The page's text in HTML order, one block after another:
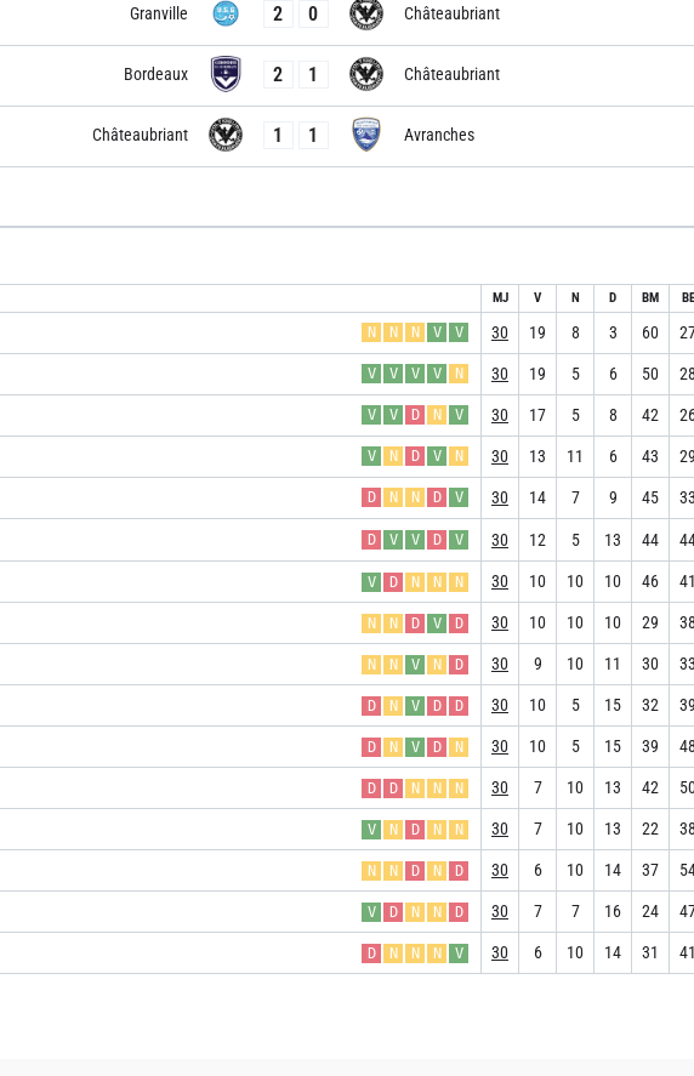
Granville 2 0 Châteaubriant
Bordeaux 2 1 Châteaubriant
Châteaubriant 1 1 Avranches
MJ V N D BM BE
N N N V V 30 19 8 3 60
V V V V N 30 19 5 6 50
V V D N V 30 17 5 8 42
V N D V N 30 13 11 6 43
D N N D V 30 14 7 9 45
D V V D V 30 12 5 13 44
V D N N N 30 10 10 10 46
N N D V D 30 10 10 10 29
N N V N D 30 9 10 11 30
D N V D D 30 10 5 15 32
D N V D N 30 10 5 15 39
D D N N N 30 7 10 13 42
V N D N N 30 7 10 13 22
N N D N D 30 6 10 14 37
V D N N D 30 7 7 16 24
D N N N V 30 6 10 14 31